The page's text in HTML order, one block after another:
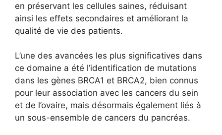
en préservant les cellules saines, réduisant
ainsi les effets secondaires et améliorant la
qualité de vie des patients.
L’une des avancées les plus significatives dans
ce domaine a été l’identification de mutations
dans les gènes BRCA1 et BRCA2, bien connus
pour leur association avec les cancers du sein
et de l’ovaire, mais désormais également liés à
un sous-ensemble de cancers du pancréas.